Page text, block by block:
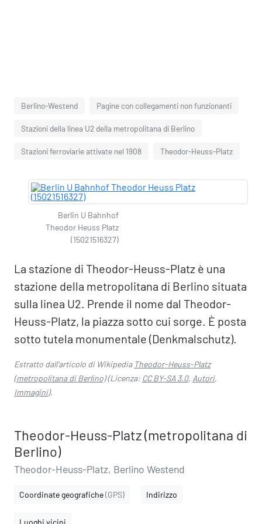
Berlino-Westend Pagine con collegamenti non funzionanti
Stazioni della linea U2 della metropolitana di Berlino
Stazioni ferroviarie attivate nel 1908 Theodor-Heuss-Platz
Berlin U Bahnhof
Theodor Heuss Platz
(15021516327)
La stazione di Theodor-Heuss-Platz è una
stazione della metropolitana di Berlino situata
sulla linea U2. Prende il nome dal Theodor-
Heuss-Platz, la piazza sotto cui sorge. È posta
sotto tutela monumentale (Denkmalschutz).
Estratto dall'articolo di Wikipedia Theodor-Heuss-Platz
(metropolitana di Berlino)(Licenza: CC BY-SA 3.0, Autori,
Immagini).
Theodor-Heuss-Platz (metropolitana di
Berlino)
Theodor-Heuss-Platz, Berlino Westend
Coordinate geografiche(GPS) Indirizzo
Luoghi vicini